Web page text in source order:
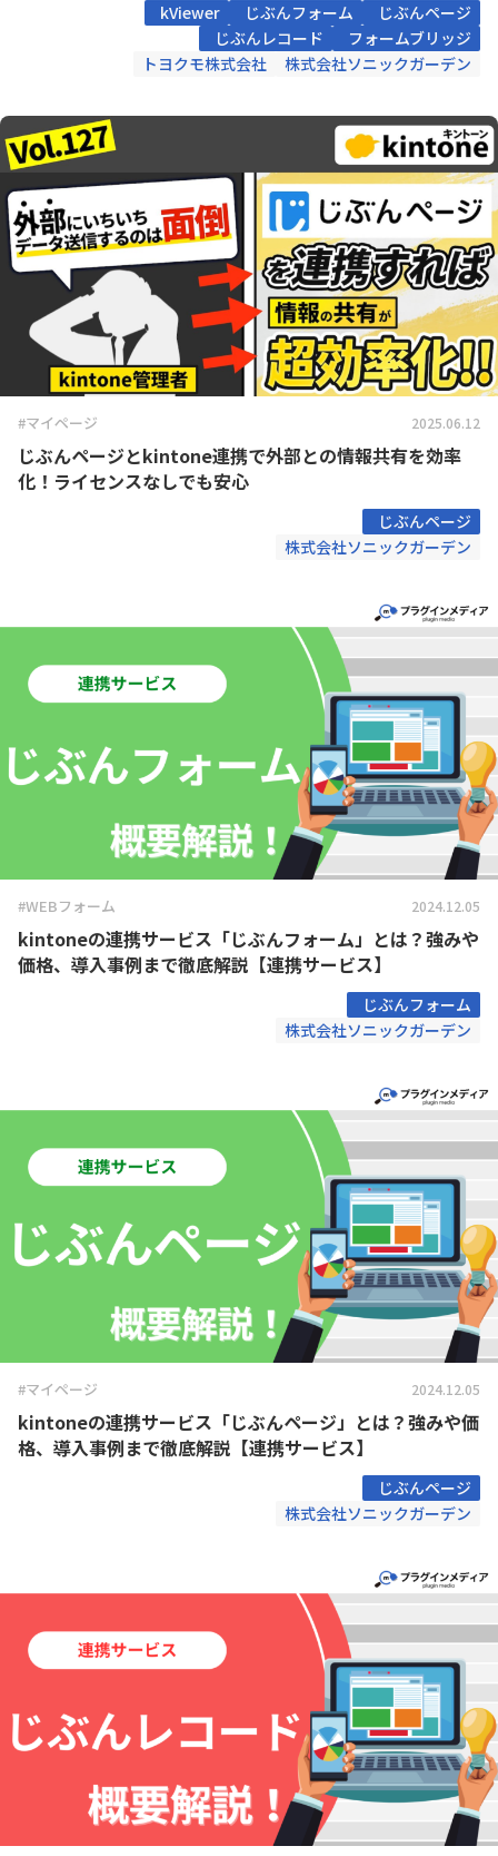
kViewer じぶんフォーム
じぶんページ
じぶんレコード
フォームブリッジ
トヨクモ株式会社
株式会社ソニックガーデン
#マイページ 2025.06.12
じぶんページとkintone連携で外部との情報共有を効率
化！ライセンスなしでも安心
じぶんページ
株式会社ソニックガーデン
#WEBフォーム 2024.12.05
kintoneの連携サービス「じぶんフォーム」とは？強みや
価格、導入事例まで徹底解説【連携サービス】
じぶんフォーム
株式会社ソニックガーデン
#マイページ 2024.12.05
kintoneの連携サービス「じぶんページ」とは？強みや価
格、導入事例まで徹底解説【連携サービス】
じぶんページ
株式会社ソニックガーデン